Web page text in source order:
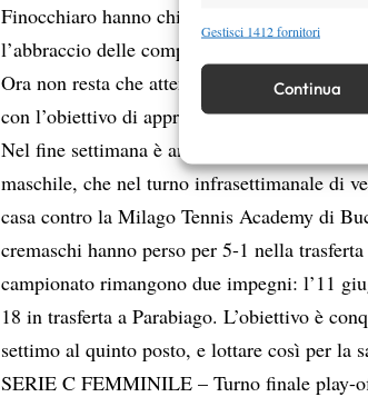
Funzionalità
Identificare i dispositivi in
Garantire la
Erogare e presentare
scelte sulla privacy.
Gestisci 1412 fornitori
Continua
Finocchiaro hanno chiuso per 6-2 6-4 contro
l’abbraccio delle compagne, ugualmente
Ora non resta che attendere il nome
con l’obiettivo di approdare nelle divisioni
Nel fine settimana è anche arrivato il primo
maschile, che nel turno infrasettimanale di
casa contro la Milago Tennis Academy di
cremaschi hanno perso per 5-1 nella
campionato rimangono due impegni: l’11
18 in trasferta a Parabiago. L’obiettivo è
settimo al quinto posto, e lottare così per la
SERIE C FEMMINILE – Turno finale play-